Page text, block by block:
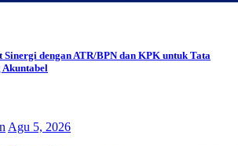
dengan ATR/BPN dan KPK untuk Tata
Akuntabel
Agu 5, 2026